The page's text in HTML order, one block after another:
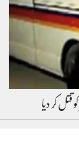
قتل کر دیا